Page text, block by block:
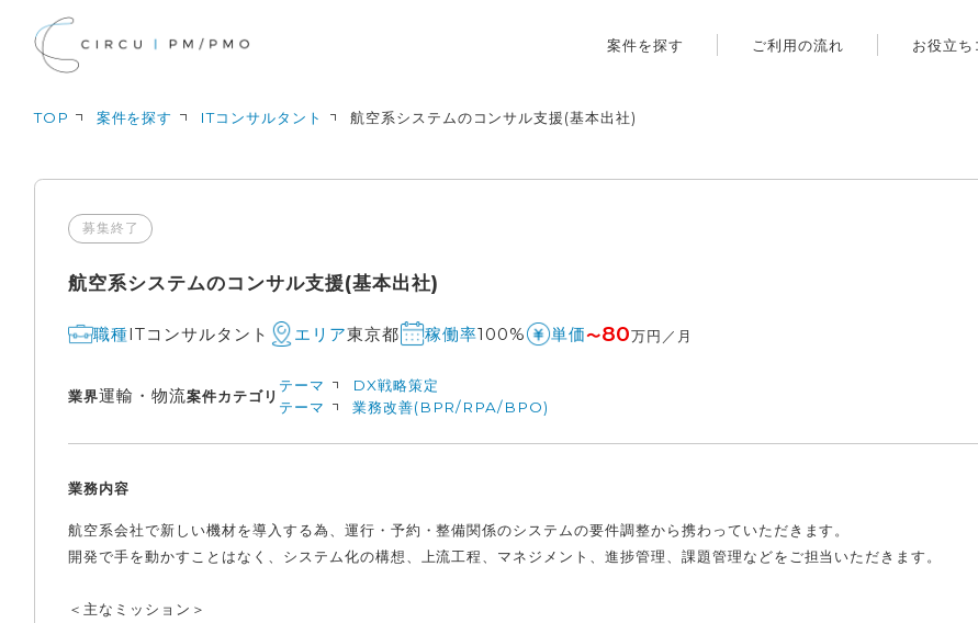
案件を探す ご利用の流れ お役立ち
TOP 案件を探す ITコンサルタント 航空系システムのコンサル支援(基本出社)
募集終了
航空系システムのコンサル支援(基本出社)
職種ITコンサルタント エリア東京都 稼働率100% 単価〜80万円／月
業界運輸・物流案件カテゴリ
テーマ
DX戦略策定
テーマ
業務改善(BPR/RPA/BPO)
業務内容
航空系会社で新しい機材を導入する為、運行・予約・整備関係のシステムの要件調整から携わっていただきます。
開発で手を動かすことはなく、システム化の構想、上流工程、マネジメント、進捗管理、課題管理などをご担当いただきます。
＜主なミッション＞